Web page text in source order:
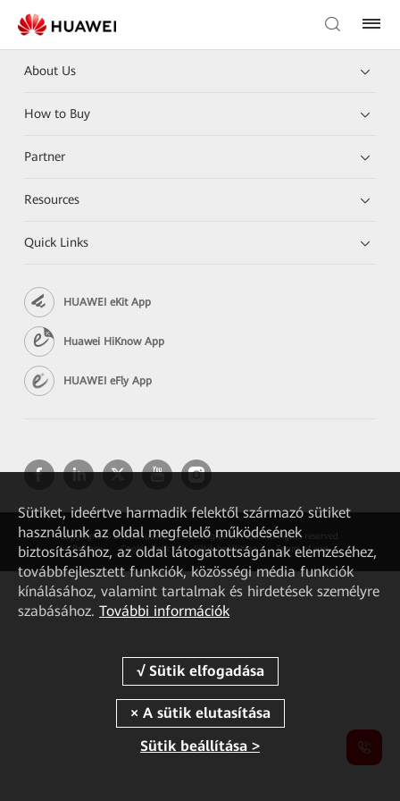
About Us
How to Buy
Partner
Resources
Quick Links
HUAWEI eKit App
Huawei HiKnow App
HUAWEI eFly App
Copyright © 2026 Huawei Technologies Co., Ltd. All rights reserved.
Privacy
Cookie Policy Sütik beállítása Terms of use
Sütiket, ideértve harmadik felektől származó sütiket
használunk az oldal megfelelő működésének
biztosításához, az oldal látogatottságának elemzéséhez,
továbbfejlesztett funkciók, közösségi média funkciók
kínálásához, valamint tartalmak és hirdetések személyre
szabásához. További információk
Sütik beállítása >